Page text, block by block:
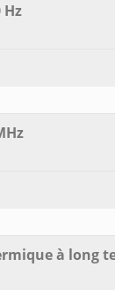
Hz
à long